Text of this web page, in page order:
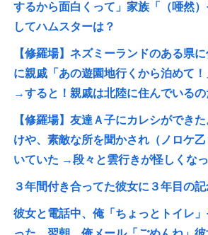
するから面白くって」家族「（唖然
してハムスターは？
【修羅場】ネズミーランドのある県
に親戚「あの遊園地行くから泊めて！
→すると！親戚は北陸に住んでいる
【修羅場】友達Ａ子にカレシができ
けや、素敵な所を聞かされ（ノロケ
いていた →段々と雲行きが怪しくなっ
３年間付き合ってた彼女に３年目の
彼女と電話中、俺「ちょっとトイレ